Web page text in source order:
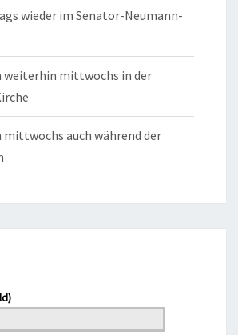
wieder im Senator-Neumann-
weiterhin mittwochs in der
mittwochs auch während der
leer.